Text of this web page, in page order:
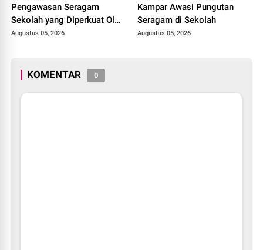
Pengawasan Seragam
Sekolah yang Diperkuat Oleh
Peryataan Plt. KADISDIK
Augustus 05, 2026
Kampar Awasi Pungutan
Seragam di Sekolah
Augustus 05, 2026
KOMENTAR 0